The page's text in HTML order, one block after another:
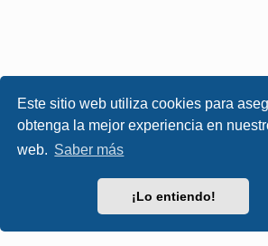
Este sitio web utiliza cookies para
obtenga la mejor experiencia en
web. Saber más
¡Lo entiendo!